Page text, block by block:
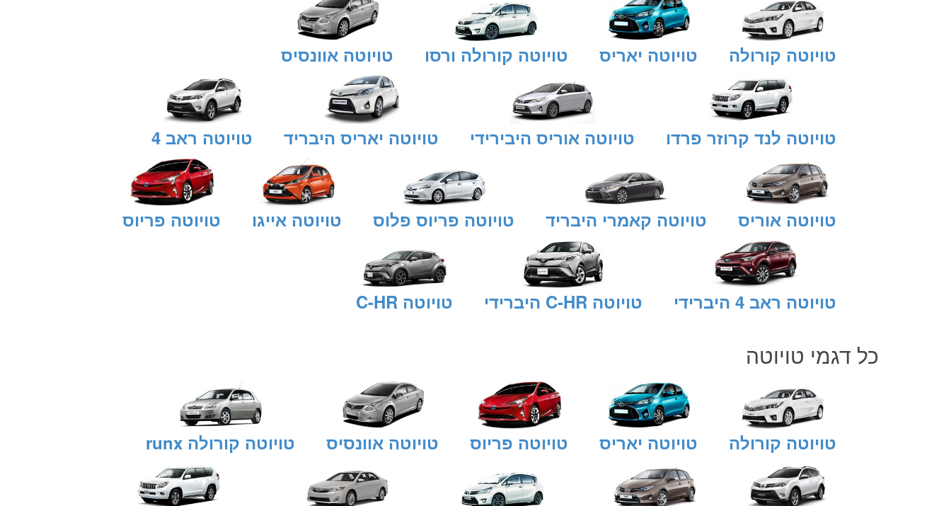
טויוטה קורולה טויוטה יאריס טויוטה קורולה ורסו טויוטה אוונסיס
טויוטה לנד קרוזר פרדו טויוטה אוריס היבירידי טויוטה יאריס היבריד טויוטה ראב 4
טויוטה אוריס טויוטה קאמרי היבריד טויוטה פריוס פלוס טויוטה אייגו טויוטה פריוס
טויוטה ראב 4 היברידי טויוטה C-HR היברידי טויוטה C-HR
כל דגמי טויוטה
טויוטה קורולה טויוטה יאריס טויוטה פריוס טויוטה אוונסיס טויוטה קורולה runx